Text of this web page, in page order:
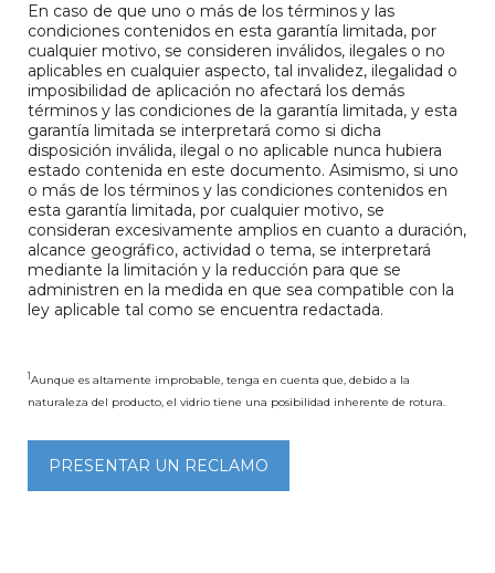
En caso de que uno o más de los términos y las
condiciones contenidos en esta garantía limitada, por
cualquier motivo, se consideren inválidos, ilegales o no
aplicables en cualquier aspecto, tal invalidez, ilegalidad o
imposibilidad de aplicación no afectará los demás
términos y las condiciones de la garantía limitada, y esta
garantía limitada se interpretará como si dicha
disposición inválida, ilegal o no aplicable nunca hubiera
estado contenida en este documento. Asimismo, si uno
o más de los términos y las condiciones contenidos en
esta garantía limitada, por cualquier motivo, se
consideran excesivamente amplios en cuanto a duración,
alcance geográfico, actividad o tema, se interpretará
mediante la limitación y la reducción para que se
administren en la medida en que sea compatible con la
ley aplicable tal como se encuentra redactada.
1Aunque es altamente improbable, tenga en cuenta que, debido a la
naturaleza del producto, el vidrio tiene una posibilidad inherente de rotura.
PRESENTAR UN RECLAMO